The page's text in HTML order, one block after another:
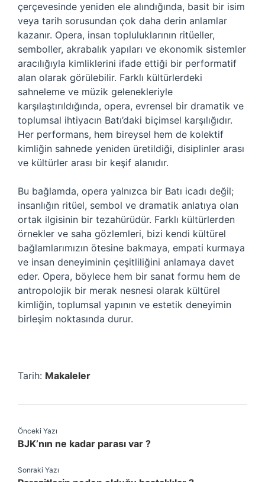
çerçevesinde yeniden ele alındığında, basit bir isim
veya tarih sorusundan çok daha derin anlamlar
kazanır. Opera, insan topluluklarının ritüeller,
semboller, akrabalık yapıları ve ekonomik sistemler
aracılığıyla kimliklerini ifade ettiği bir performatif
alan olarak görülebilir. Farklı kültürlerdeki
sahneleme ve müzik gelenekleriyle
karşılaştırıldığında, opera, evrensel bir dramatik ve
toplumsal ihtiyacın Batı’daki biçimsel karşılığıdır.
Her performans, hem bireysel hem de kolektif
kimliğin sahnede yeniden üretildiği, disiplinler arası
ve kültürler arası bir keşif alanıdır.
Bu bağlamda, opera yalnızca bir Batı icadı değil;
insanlığın ritüel, sembol ve dramatik anlatıya olan
ortak ilgisinin bir tezahürüdür. Farklı kültürlerden
örnekler ve saha gözlemleri, bizi kendi kültürel
bağlamlarımızın ötesine bakmaya, empati kurmaya
ve insan deneyiminin çeşitliliğini anlamaya davet
eder. Opera, böylece hem bir sanat formu hem de
antropolojik bir merak nesnesi olarak kültürel
kimliğin, toplumsal yapının ve estetik deneyimin
birleşim noktasında durur.
Tarih: Makaleler
Önceki Yazı
BJK’nın ne kadar parası var ?
Sonraki Yazı